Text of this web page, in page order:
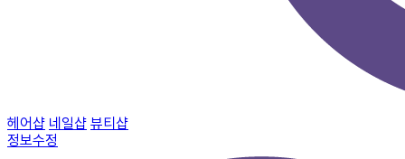
헤어샵 네일샵 뷰티샵
정보수정